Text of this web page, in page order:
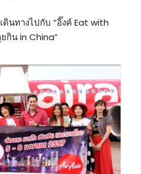
นทางไปกับ “อิ๊งค์ Eat with
กิน in China”